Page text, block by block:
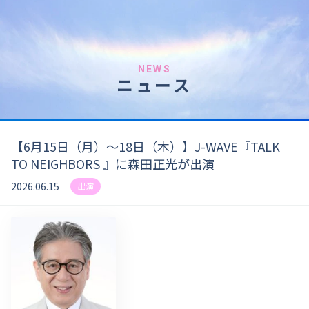
NEWS
ニュース
【6月15日（月）〜18日（木）】J-WAVE『TALK
TO NEIGHBORS 』に森田正光が出演
2026.06.15 出演